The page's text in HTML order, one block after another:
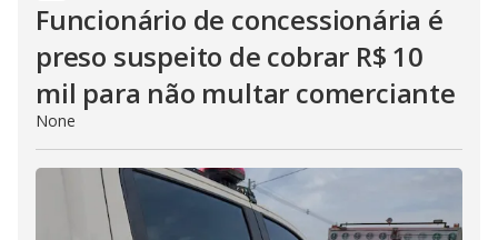
Funcionário de concessionária é
preso suspeito de cobrar R$ 10
mil para não multar comerciante
None